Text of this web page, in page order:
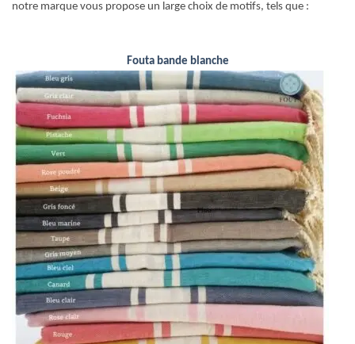
notre marque vous propose un large choix de motifs, tels que :
Fouta bande blanche